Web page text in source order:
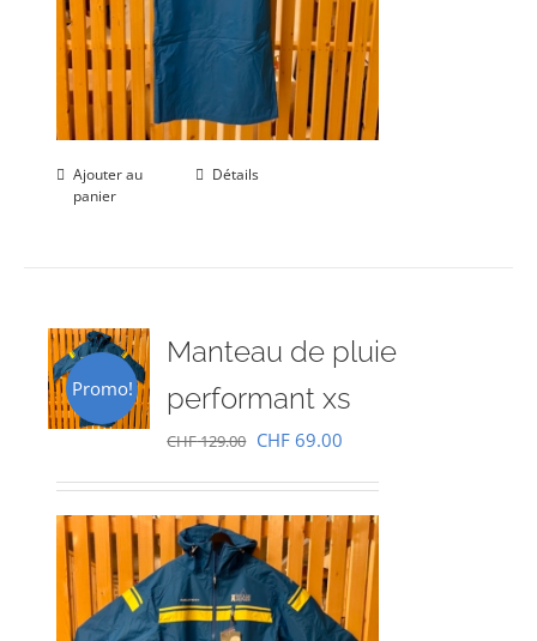
Ajouter au
panier
Détails
Promo!
Manteau de pluie
performant xs
CHF129.00 Le
initial
était :
CHF 129.00.
CHF 69.00
actuel
est :
CHF 69.00.